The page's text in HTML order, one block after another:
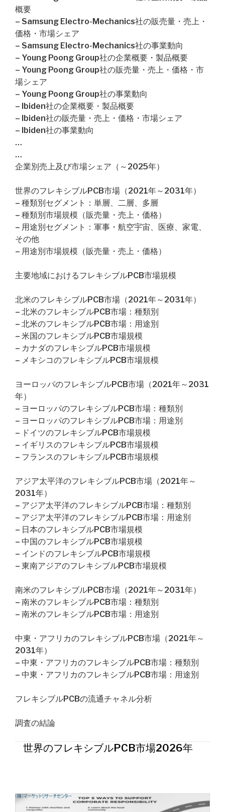
概要
– Samsung Electro-Mechanics社の販売量・売上・
価格・市場シェア
– Samsung Electro-Mechanics社の事業動向
– Young Poong Group社の企業概要・製品概要
– Young Poong Group社の販売量・売上・価格・市
場シェア
– Young Poong Group社の事業動向
– Ibiden社の企業概要・製品概要
– Ibiden社の販売量・売上・価格・市場シェア
– Ibiden社の事業動向
…
…
企業別売上及び市場シェア（～2025年）
世界のフレキシブルPCB市場（2021年～2031年）
– 種類別セグメント：単層、二層、多層
– 種類別市場規模（販売量・売上・価格）
– 用途別セグメント：軍事・航空宇宙、医療、家電、
その他
– 用途別市場規模（販売量・売上・価格）
主要地域におけるフレキシブルPCB市場規模
北米のフレキシブルPCB市場（2021年～2031年）
– 北米のフレキシブルPCB市場：種類別
– 北米のフレキシブルPCB市場：用途別
– 米国のフレキシブルPCB市場規模
– カナダのフレキシブルPCB市場規模
– メキシコのフレキシブルPCB市場規模
ヨーロッパのフレキシブルPCB市場（2021年～2031
年）
– ヨーロッパのフレキシブルPCB市場：種類別
– ヨーロッパのフレキシブルPCB市場：用途別
– ドイツのフレキシブルPCB市場規模
– イギリスのフレキシブルPCB市場規模
– フランスのフレキシブルPCB市場規模
アジア太平洋のフレキシブルPCB市場（2021年～
2031年）
– アジア太平洋のフレキシブルPCB市場：種類別
– アジア太平洋のフレキシブルPCB市場：用途別
– 日本のフレキシブルPCB市場規模
– 中国のフレキシブルPCB市場規模
– インドのフレキシブルPCB市場規模
– 東南アジアのフレキシブルPCB市場規模
南米のフレキシブルPCB市場（2021年～2031年）
– 南米のフレキシブルPCB市場：種類別
– 南米のフレキシブルPCB市場：用途別
中東・アフリカのフレキシブルPCB市場（2021年～
2031年）
– 中東・アフリカのフレキシブルPCB市場：種類別
– 中東・アフリカのフレキシブルPCB市場：用途別
フレキシブルPCBの流通チャネル分析
調査の結論
世界のフレキシブルPCB市場2026年